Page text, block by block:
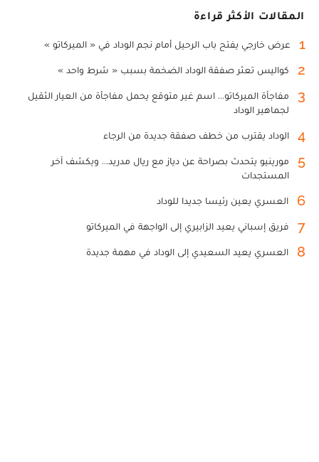
المقالات الأكثر قراءة
1 عرض خارجي يفتح باب الرحيل أمام نجم الوداد في « الميركاتو »
2 كواليس تعثر صفقة الوداد الضخمة بسبب « شرط واحد »
3
مفاجأة الميركاتو... اسم غير متوقع يحمل مفاجأة من العيار الثقيل
لجماهير الوداد
4 الوداد يقترب من خطف صفقة جديدة من الرجاء
5
مورينيو يتحدث بصراحة عن دياز مع ريال مدريد... ويكشف آخر
المستجدات
6 العسري يعين رئيسا جديدا للوداد
7 فريق إسباني يعيد الزابيري إلى الواجهة في الميركاتو
8 العسري يعيد السعيدي إلى الوداد في مهمة جديدة